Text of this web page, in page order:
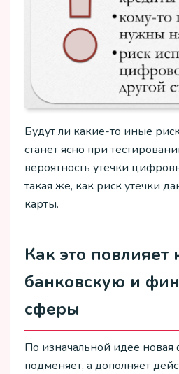
Будут ли какие-то иные
станет ясно при
вероятность утечки
такая же, как риск утечки
карты.
Как это повлияет
банковскую и
сферы
По изначальной идее
подменяет, а дополняет